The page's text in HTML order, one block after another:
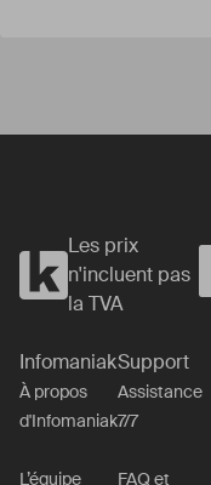
Les prix
n'incluent pas
la TVA
Infomaniak
À propos
d'Infomaniak
L’équipe
Support
Assistance
7/7
FAQ et